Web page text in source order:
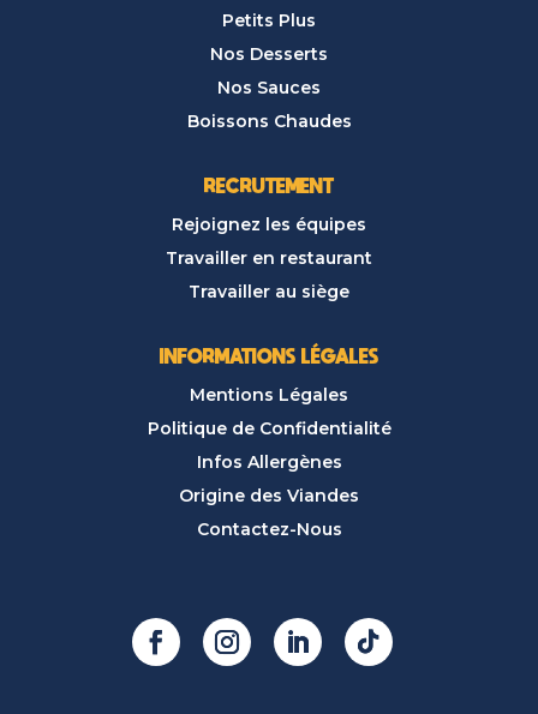
Petits Plus
Nos Desserts
Nos Sauces
Boissons Chaudes
RECRUTEMENT
Rejoignez les équipes
Travailler en restaurant
Travailler au siège
INFORMATIONS LÉGALES
Mentions Légales
Politique de Confidentialité
Infos Allergènes
Origine des Viandes
Contactez-Nous